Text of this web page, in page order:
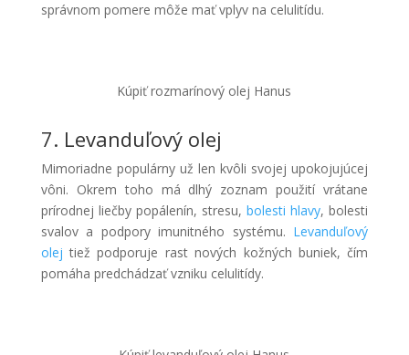
správnom pomere môže mať vplyv na celulitídu.
Kúpiť rozmarínový olej Hanus
7. Levanduľový olej
Mimoriadne populárny už len kvôli svojej upokojujúcej
vôni. Okrem toho má dlhý zoznam použití vrátane
prírodnej liečby popálenín, stresu,bolesti hlavy, bolesti
svalov a podpory imunitného systému. Levanduľový
olej tiež podporuje rast nových kožných buniek, čím
pomáha predchádzať vzniku celulitídy.